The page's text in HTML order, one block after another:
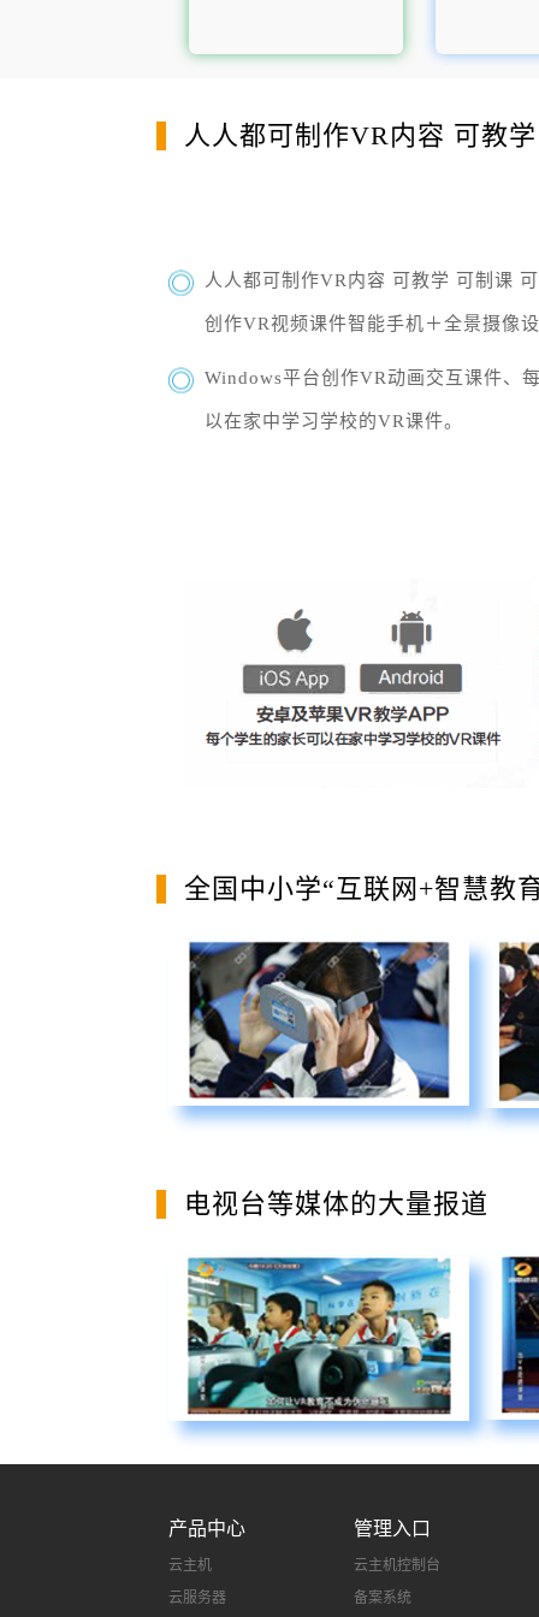
人人都可制作VR内容 可教
人人都可制作VR内容 可教学 可制课
创作VR视频课件智能手机＋全景摄像
Windows平台创作VR动画交互课件、
以在家中学习学校的VR课件。
全国中小学“互联网+智慧教
电视台等媒体的大量报道
产品中心
云主机
云服务器
管理入口
云主机控制台
备案系统